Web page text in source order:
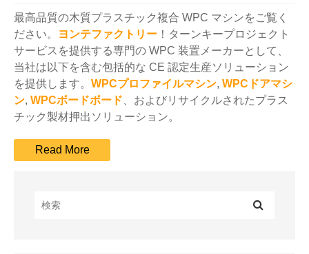
最高品質の木質プラスチック複合 WPC マシンをご覧く
ださい。
ヨンテファクトリー ！ターンキープロジェクト
サービスを提供する専門の WPC 装置メーカーとして、
当社は以下を含む包括的な CE 認定生産ソリューション
を提供します。 WPCプロファイルマシン, WPCドアマシ
ン, WPCボードボード、およびリサイクルされたプラス
チック製材押出ソリューション。